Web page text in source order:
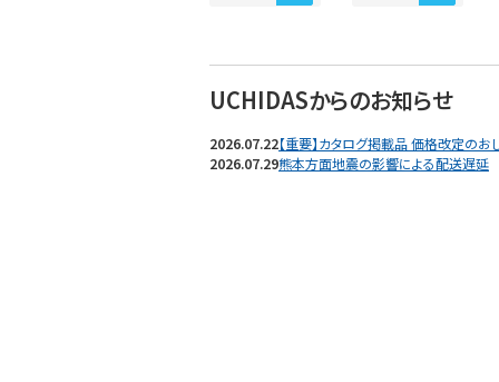
UCHIDASからのお知らせ
2026.07.22【重要】カタログ掲載品 価格改定のお
2026.07.29熊本方面地震の影響による配送遅延